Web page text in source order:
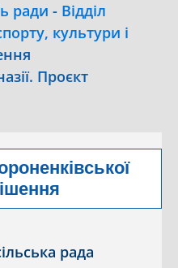
ради - Відділ
культури і
Проєкт
рада